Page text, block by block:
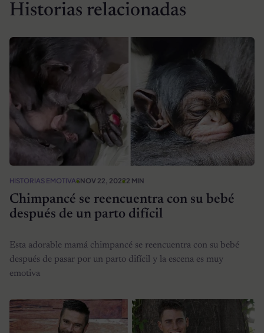
Historias relacionadas
HISTORIAS EMOTIVASNOV 22, 20222 MIN
Chimpancé se reencuentra con su bebé
después de un parto difícil
Esta adorable mamá chimpancé se reencuentra con su bebé
después de pasar por un parto difícil y la escena es muy
emotiva